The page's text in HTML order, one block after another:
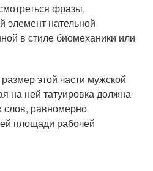
фразы,
элемент нательной
в стиле биомеханики или
этой части мужской
на ней татуировка должна
слов, равномерно
площади рабочей